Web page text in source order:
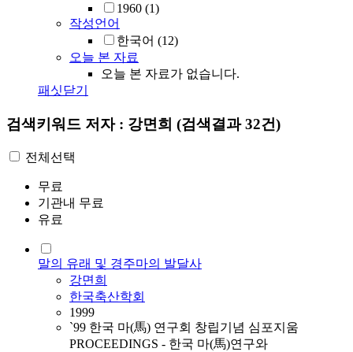
1960 (1)
작성언어
한국어 (12)
오늘 본 자료
오늘 본 자료가 없습니다.
패싯닫기
검색키워드 저자 : 강면희 (검색결과 32건)
전체선택
무료
기관내 무료
유료
말의 유래 및 경주마의 발달사
강면희
한국축산학회
1999
`99 한국 마(馬) 연구회 창립기념 심포지움
PROCEEDINGS - 한국 마(馬)연구와